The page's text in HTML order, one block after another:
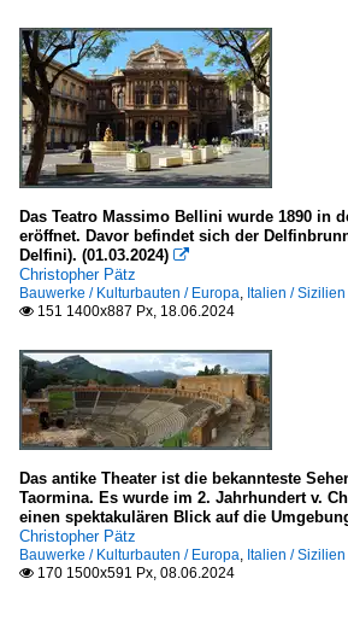
Das Teatro Massimo Bellini wurde 1890 in
eröffnet. Davor befindet sich der
Delfini). (01.03.2024) 
Christopher Pätz
Bauwerke / Kulturbauten / Europa, Italien /
 151 1400x887 Px, 18.06.2024
Das antike Theater ist die bekannteste
Taormina. Es wurde im 2. Jahrhundert v.
einen spektakulären Blick auf die
Christopher Pätz
Bauwerke / Kulturbauten / Europa, Italien /
 170 1500x591 Px, 08.06.2024